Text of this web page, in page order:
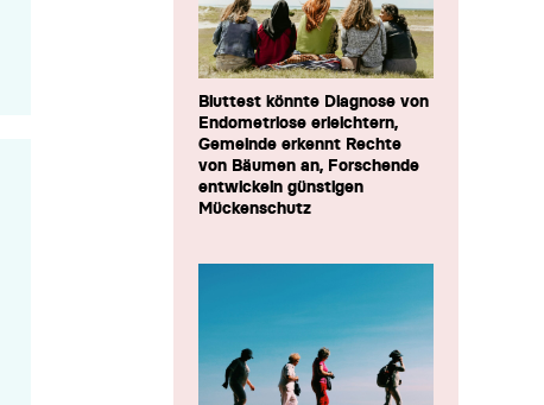
Bluttest könnte Diagnose von
Endometriose erleichtern,
Gemeinde erkennt Rechte
von Bäumen an, Forschende
entwickeln günstigen
Mückenschutz